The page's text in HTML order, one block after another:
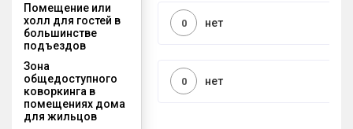
Помещение или
холл для гостей в
большинстве
подъездов
нет
0
Зона
общедоступного
коворкинга в
помещениях дома
для жильцов
нет
0